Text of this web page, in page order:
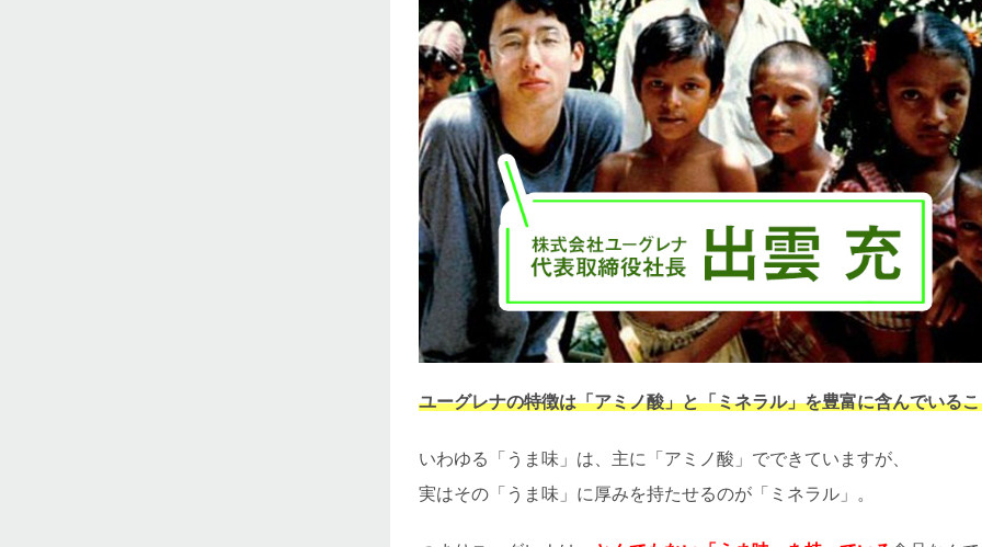
ユーグレナの特徴は「アミノ酸」と「ミネラル」を豊富に含んでいる
いわゆる「うま味」は、主に「アミノ酸」でできていますが、
実はその「うま味」に厚みを持たせるのが「ミネラル」。